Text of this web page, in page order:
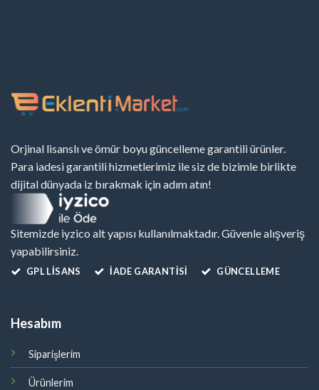
Orjinal lisanslı ve ömür boyu güncelleme garantili ürünler.
Para iadesi garantili hizmetlerimiz ile siz de bizimle birlikte
dijital dünyada iz bırakmak için adım atın!
Sitemizde iyzico alt yapısı kullanılmaktadır. Güvenle alışveriş
yapabilirsiniz.
GPL LISANS İADE GARANTİSİ GÜNCELLEME
Hesabım
Siparişlerim
Ürünlerim